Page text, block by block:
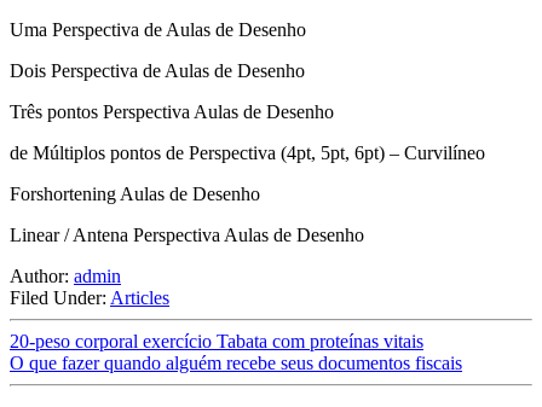
Uma Perspectiva de Aulas de Desenho
Dois Perspectiva de Aulas de Desenho
Três pontos Perspectiva Aulas de Desenho
de Múltiplos pontos de Perspectiva (4pt, 5pt, 6pt) – Curvilíneo
Forshortening Aulas de Desenho
Linear / Antena Perspectiva Aulas de Desenho
Author: admin
Filed Under: Articles
20-peso corporal exercício Tabata com proteínas vitais
O que fazer quando alguém recebe seus documentos fiscais